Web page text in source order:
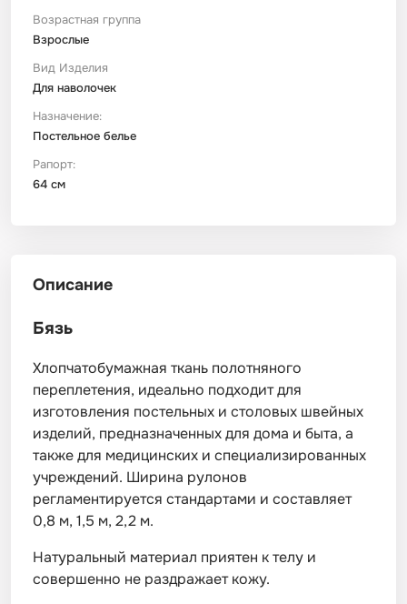
Возрастная группа
Взрослые
Вид Изделия
Для наволочек
Назначение:
Постельное белье
Рапорт:
64 см
Описание
Бязь
Хлопчатобумажная ткань полотняного
переплетения, идеально подходит для
изготовления постельных и столовых швейных
изделий, предназначенных для дома и быта, а
также для медицинских и специализированных
учреждений. Ширина рулонов
регламентируется стандартами и составляет
0,8 м, 1,5 м, 2,2 м.
Натуральный материал приятен к телу и
совершенно не раздражает кожу.